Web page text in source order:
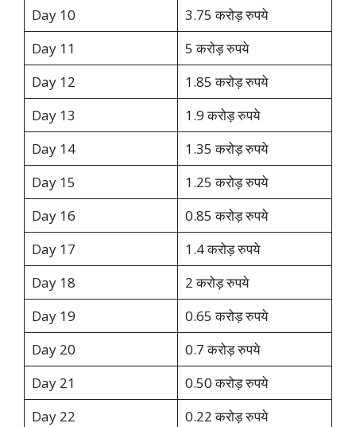
Day 10
3.75 करोड़ रुपये
Day 11
5 करोड़ रुपये
Day 12
1.85 करोड़ रुपये
Day 13
1.9 करोड़ रुपये
Day 14
1.35 करोड़ रुपये
Day 15
1.25 करोड़ रुपये
Day 16
0.85 करोड़ रुपये
Day 17
1.4 करोड़ रुपये
Day 18
2 करोड़ रुपये
Day 19
0.65 करोड़ रुपये
Day 20
0.7 करोड़ रुपये
Day 21
0.50 करोड़ रुपये
Day 22
0.22 करोड़ रुपये